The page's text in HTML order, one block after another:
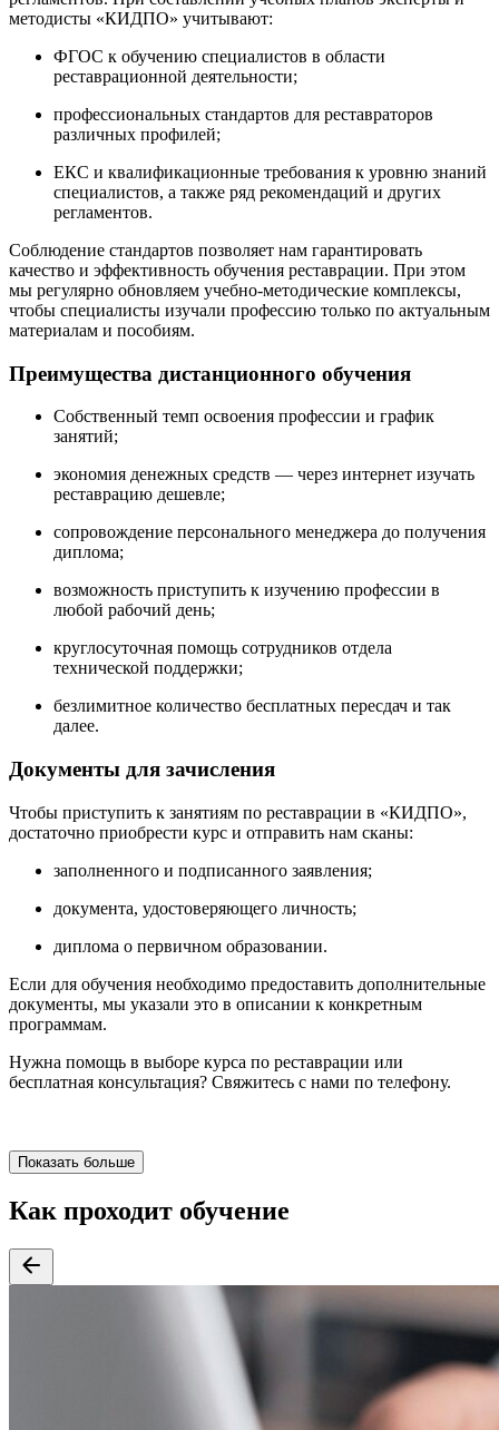
методисты «КИДПО» учитывают:
ФГОС к обучению специалистов в области
реставрационной деятельности;
профессиональных стандартов для реставраторов
различных профилей;
ЕКС и квалификационные требования к уровню знаний
специалистов, а также ряд рекомендаций и других
регламентов.
Соблюдение стандартов позволяет нам гарантировать
качество и эффективность обучения реставрации. При этом
мы регулярно обновляем учебно-методические комплексы,
чтобы специалисты изучали профессию только по актуальным
материалам и пособиям.
Преимущества дистанционного обучения
Собственный темп освоения профессии и график
занятий;
экономия денежных средств — через интернет изучать
реставрацию дешевле;
сопровождение персонального менеджера до получения
диплома;
возможность приступить к изучению профессии в
любой рабочий день;
круглосуточная помощь сотрудников отдела
технической поддержки;
безлимитное количество бесплатных пересдач и так
далее.
Документы для зачисления
Чтобы приступить к занятиям по реставрации в «КИДПО»,
достаточно приобрести курс и отправить нам сканы:
заполненного и подписанного заявления;
документа, удостоверяющего личность;
диплома о первичном образовании.
Если для обучения необходимо предоставить дополнительные
документы, мы указали это в описании к конкретным
программам.
Нужна помощь в выборе курса по реставрации или
бесплатная консультация? Свяжитесь с нами по телефону.
Показать больше
Как проходит обучение